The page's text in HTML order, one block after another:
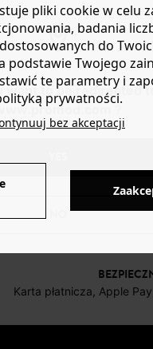
want to be redirected
?
PŁASZCZ
ciepło, a przede
płaszcze
się podobać, ale także
płaszcz!
lub spodniami.
z tyłu i zawsze noszą go
ZOBACZ WIĘCEJ
Karta płatnicza, Apple
pliki cookie w celu
badania
do
podstawie Twojego
te parametry i
prywatności.
bez akceptacji